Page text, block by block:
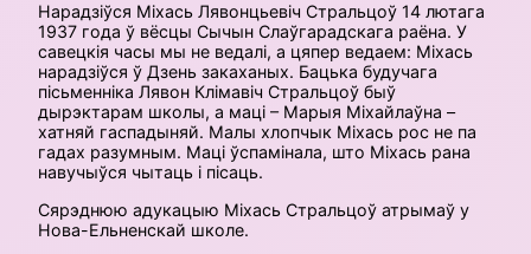
Нарадзіўся Міхась Лявонцьевіч Стральцоў 14 лютага
1937 года ў вёсцы Сычын Слаўгарадскага раёна. У
савецкія часы мы не ведалі, а цяпер ведаем: Міхась
нарадзіўся ў Дзень закаханых. Бацька будучага
пісьменніка Лявон Клімавіч Стральцоў быў
дырэктарам школы, а маці – Марыя Міхайлаўна –
хатняй гаспадыняй. Малы хлопчык Міхась рос не па
гадах разумным. Маці ўспамінала, што Міхась рана
навучыўся чытаць і пісаць.
Сярэднюю адукацыю Міхась Стральцоў атрымаў у
Нова-Ельненскай школе.